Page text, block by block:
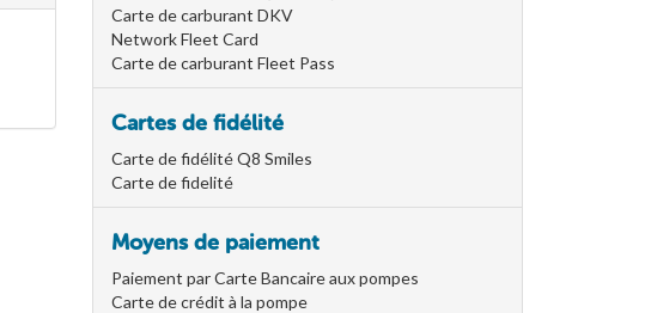
Carte de carburant DKV
Network Fleet Card
Carte de carburant Fleet Pass
Cartes de fidélité
Carte de fidélité Q8 Smiles
Carte de fidelité
Moyens de paiement
Paiement par Carte Bancaire aux pompes
Carte de crédit à la pompe